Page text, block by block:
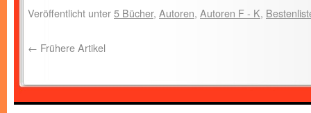
Veröffentlicht unter5 Bücher, Autoren, Autoren F - K,
← Frühere Artikel